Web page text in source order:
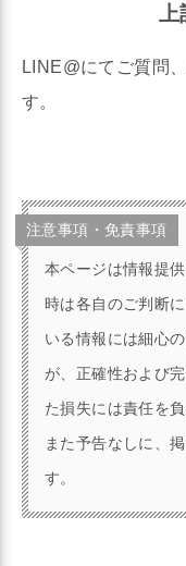
LINE@にてご質問
す。
注意事項・免責事項
本ページは情報提
時は各自のご判断
いる情報には細心
が、正確性および
た損失には責任を
また予告なしに、
す。